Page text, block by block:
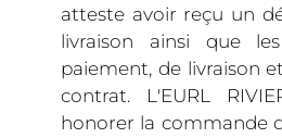
atteste avoir reçu un
livraison ainsi que
paiement, de livraison
contrat. L'EURL
honorer la commande